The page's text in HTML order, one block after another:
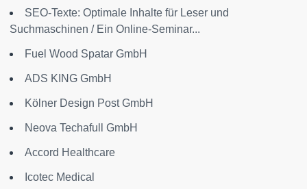
SEO-Texte: Optimale Inhalte für Leser und
Suchmaschinen / Ein Online-Seminar...
Fuel Wood Spatar GmbH
ADS KING GmbH
Kölner Design Post GmbH
Neova Techafull GmbH
Accord Healthcare
Icotec Medical